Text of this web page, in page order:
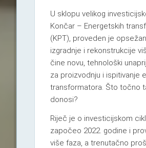
U sklopu velikog
Končar – Energetskih
(KPT), proveden je
izgradnje i rekonstrukcije
čine novu, tehnološki
za proizvodnju i ispitivanje
transformatora. Što točno
donosi?
Riječ je o investicijskom
započeo 2022. godine i
više faza, a trenutačno